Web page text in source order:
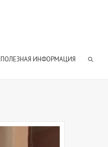
ПОЛЕЗНАЯ ИНФОРМАЦИЯ